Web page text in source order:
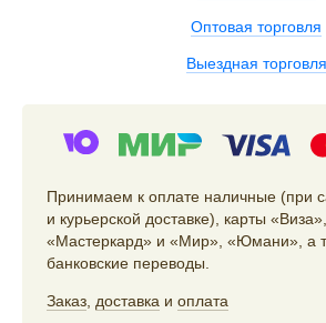
Оптовая торговля
Выездная торговля
Принимаем к оплате наличные (при
и курьерской доставке), карты «Виза»,
«Мастеркард» и «Мир», «Юмани», а
банковские переводы.
Заказ, доставка и оплата